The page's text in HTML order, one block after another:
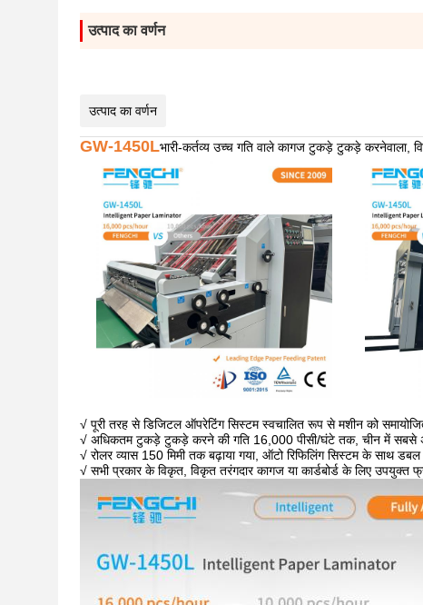
उत्पाद का वर्णन
उत्पाद का वर्णन
GW-1450Lभारी-कर्तव्य उच्च गति वाले कागज टुकड़े टुकड़े करनेवाला,
√ पूरी तरह से डिजिटल ऑपरेटिंग सिस्टम स्वचालित रूप से मशीन को
√ अधिकतम टुकड़े टुकड़े करने की गति 16,000 पीसी/घंटे तक, चीन में सबसे
√ रोलर व्यास 150 मिमी तक बढ़ाया गया, ऑटो रिफिलिंग सिस्टम के साथ
√ सभी प्रकार के विकृत, विकृत तरंगदार कागज या कार्डबोर्ड के लिए उपयुक्त